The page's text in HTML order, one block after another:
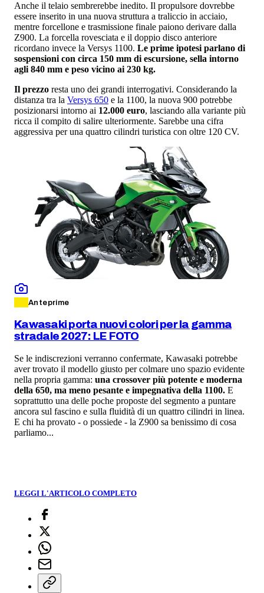
Anche il telaio sembrerebbe inedito. Il propulsore dovrebbe
essere inserito in una nuova struttura a traliccio in acciaio,
mentre forcellone e trasmissione finale paiono derivare dalla
Z900. La forcella rovesciata e il doppio disco anteriore
ricordano invece la Versys 1100. Le prime ipotesi parlano di
sospensioni con circa 150 mm di escursione, sella intorno
agli 840 mm e peso vicino ai 230 kg.
Il prezzo resta uno dei grandi interrogativi. Considerando la
distanza tra la Versys 650 e la 1100, la nuova 900 potrebbe
posizionarsi intorno ai 12.000 euro, lasciando alla variante più
ricca il compito di salire ulteriormente. Sarebbe una cifra
aggressiva per una quattro cilindri turistica con oltre 120 CV.
Anteprime
Kawasaki porta nuovi colori per la gamma
stradale 2027: LE FOTO
Se le indiscrezioni verranno confermate, Kawasaki potrebbe
aver trovato il modello giusto per colmare uno spazio evidente
nella propria gamma: una crossover più potente e moderna
della 650, ma meno pesante e impegnativa della 1100. E
soprattutto una delle poche proposte del segmento a puntare
ancora sul fascino e sulla fluidità di un quattro cilindri in linea.
E chi ha provato - o possiede - la Z900 sa benissimo di cosa
parliamo...
LEGGI L'ARTICOLO COMPLETO